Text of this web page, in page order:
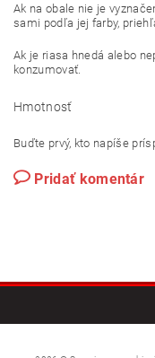
Ak na obale nie je
sami podľa jej farby,
Ak je riasa hnedá alebo
konzumovať.
Hmotnosť
Buďte prvý, kto napíše
Pridať komentár